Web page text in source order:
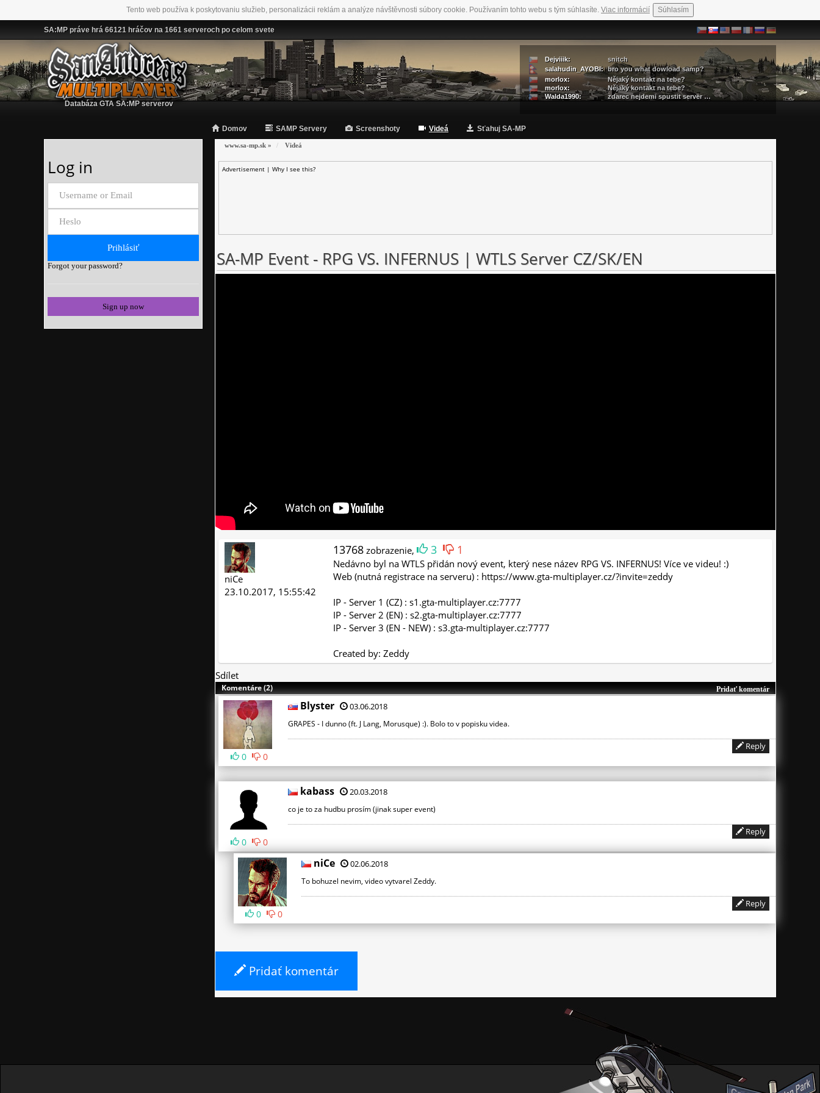
Tento web používa k poskytovaniu služieb, personalizácii reklám a analýze návštěvnosti súbory cookie. Používaním tohto webu s tým súhlasíte. Viac informácií Súhlasím
SA:MP práve hrá 66121 hráčov na 1661 serveroch po celom svete
Databáza GTA SA:MP serverov
Dejviiik:
snitch
salahudin_AYOBI: bro you what dowload samp?
morlox:
Nějaký kontakt na tebe?
morlox:
Nějaký kontakt na tebe?
Walda1990:
zdarec nejdemi spustit server …
Domov SAMP Servery Screenshoty Videá Sťahuj SA-MP
www.sa-mp.sk » Videá
Advertisement | Why I see this?
SA-MP Event - RPG VS. INFERNUS | WTLS Server CZ/SK/EN
niCe
23.10.2017, 15:55:42
13768zobrazenie, 3 1
Nedávno byl na WTLS přidán nový event, který nese název RPG VS. INFERNUS! Více ve videu! :)
Web (nutná registrace na serveru) : https://www.gta-multiplayer.cz/?invite=zeddy
IP - Server 1 (CZ) : s1.gta-multiplayer.cz:7777
IP - Server 2 (EN) : s2.gta-multiplayer.cz:7777
IP - Server 3 (EN - NEW) : s3.gta-multiplayer.cz:7777
Created by: Zeddy
Sdílet
Pridať komentár
Komentáre (2)
0 0
Blyster 03.06.2018
GRAPES - I dunno (ft. J Lang, Morusque) :). Bolo to v popisku videa.
Reply
0 0
kabass 20.03.2018
co je to za hudbu prosím (jinak super event)
Reply
0 0
niCe 02.06.2018
To bohuzel nevim, video vytvarel Zeddy.
Reply
Pridať komentár
Log in
Forgot your password?
Sign up now